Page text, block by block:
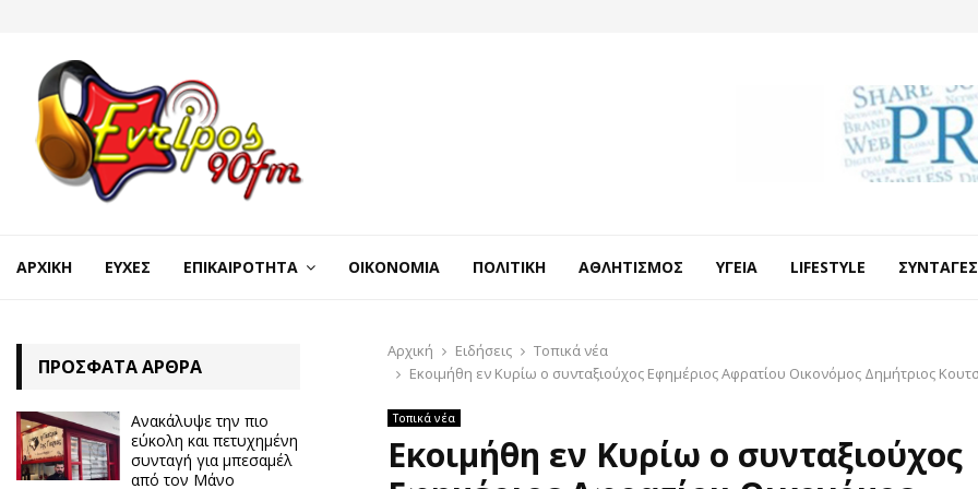
ΑΡΧΙΚΉ ΕΥΧΈΣ ΕΠΙΚΑΙΡΌΤΗΤΑ ΟΙΚΟΝΟΜΊΑ ΠΟΛΙΤΙΚΉ ΑΘΛΗΤΙΣΜΌΣ ΥΓΕΊΑ LIFESTYLE ΣΥΝΤΑΓΈΣ
Αρχική Ειδήσεις
Τοπικά νέα
Εκοιμήθη εν Κυρίω ο συνταξιούχος Εφημέριος Αφρατίου Οικονόμος Δημήτριος
Τοπικά νέα
Εκοιμήθη εν Κυρίω ο συνταξιούχος
ΠΡΌΣΦΑΤΑ ΆΡΘΡΑ
Ανακάλυψε την πιο
εύκολη και πετυχημένη
συνταγή για μπεσαμέλ
από τον Μάνο